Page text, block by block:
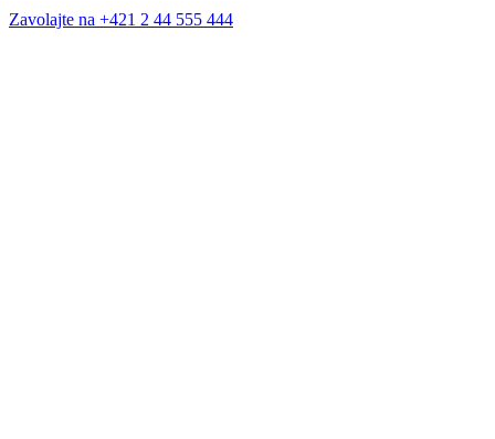
Zavolajte na +421 2 44 555 444